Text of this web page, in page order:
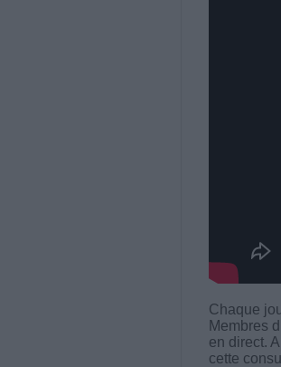
Chaque
Membres
en direct.
cette